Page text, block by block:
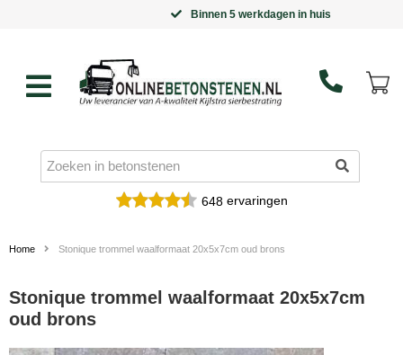
Binnen 5 werkdagen in huis
648ervaringen
Home Stonique trommel waalformaat 20x5x7cm oud brons
Stonique trommel waalformaat 20x5x7cm
oud brons